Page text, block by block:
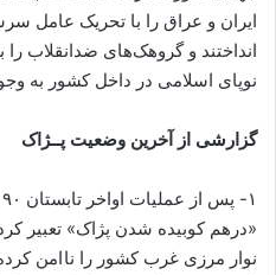
ایران و عراق را با تحریک عامل
انداختند و گروهک‌های ضدانقلاب
نوپای اسلامی در داخل کشور به
گزارشی از آخرین وضعیت پــژاک
«درهم کوبیده شدن پژاک» تعبیر
نوار مرزی غرب کشور را نا امن